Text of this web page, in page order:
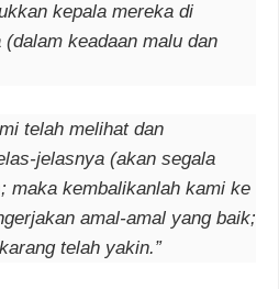
kepala mereka di
keadaan malu dan
telah melihat dan
jelasnya (akan segala
maka kembalikanlah kami ke
amal-amal yang baik;
telah yakin.”